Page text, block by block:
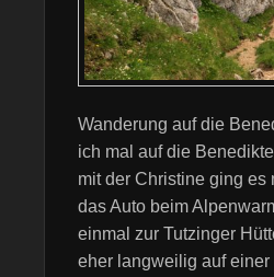
Wanderung auf die
ich mal auf die
mit der Christine ging
das Auto beim
einmal zur Tutzinger
eher langweilig auf